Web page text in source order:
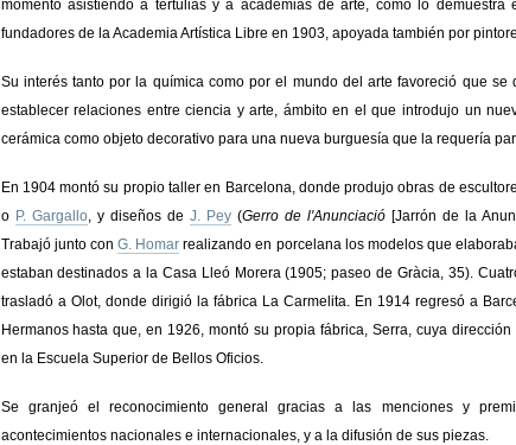
momento asistiendo a tertulias y a academias de arte, como lo
fundadores de la Academia Artística Libre en 1903, apoyada también por
Su interés tanto por la química como por el mundo del arte favoreció que
establecer relaciones entre ciencia y arte, ámbito en el que introdujo un
cerámica como objeto decorativo para una nueva burguesía que la requería
En 1904 montó su propio taller en Barcelona, donde produjo obras de
o P. Gargallo, y diseños de J. Pey(Gerro de l'Anunciació [Jarrón de la
Trabajó junto con G. Homar realizando en porcelana los modelos que
estaban destinados a la Casa Lleó Morera (1905; paseo de Gràcia, 35).
trasladó a Olot, donde dirigió la fábrica La Carmelita. En 1914 regresó a
Hermanos hasta que, en 1926, montó su propia fábrica, Serra, cuya
en la Escuela Superior de Bellos Oficios.
Se granjeó el reconocimiento general gracias a las menciones y
acontecimientos nacionales e internacionales, y a la difusión de sus piezas.